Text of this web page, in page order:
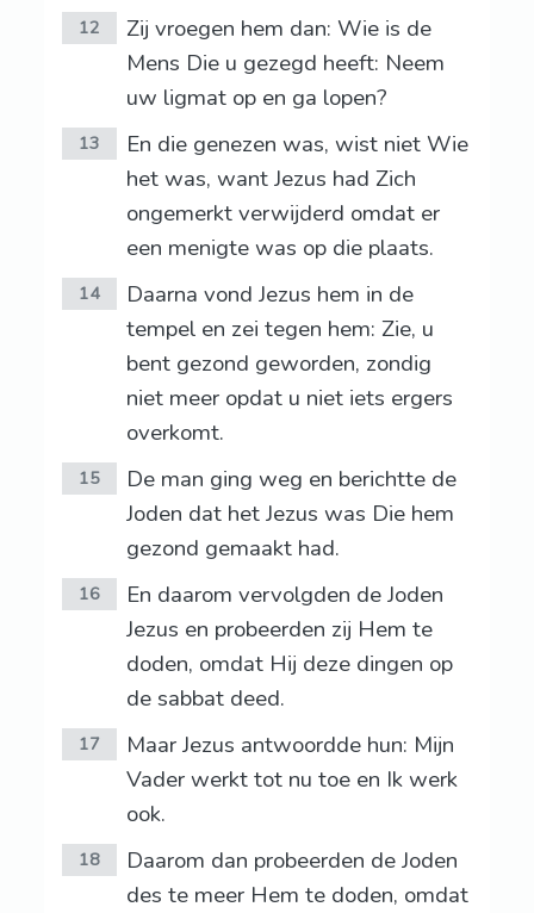
12
Zij vroegen hem dan: Wie is de
Mens Die u gezegd heeft: Neem
uw ligmat op en ga lopen?
13
En die genezen was, wist niet Wie
het was, want Jezus had Zich
ongemerkt verwijderd omdat er
een menigte was op die plaats.
14
Daarna vond Jezus hem in de
tempel en zei tegen hem: Zie, u
bent gezond geworden, zondig
niet meer opdat u niet iets ergers
overkomt.
15
De man ging weg en berichtte de
Joden dat het Jezus was Die hem
gezond gemaakt had.
16
En daarom vervolgden de Joden
Jezus en probeerden zij Hem te
doden, omdat Hij deze dingen op
de sabbat deed.
17
Maar Jezus antwoordde hun: Mijn
Vader werkt tot nu toe en Ik werk
ook.
18
Daarom dan probeerden de Joden
des te meer Hem te doden, omdat